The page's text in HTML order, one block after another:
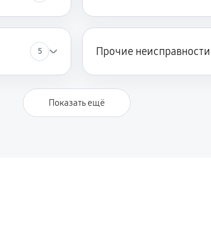
5 Прочие неисправности
Показать ещё